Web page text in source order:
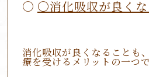
〇消化吸収が良くな
消化吸収が良くなることも
療を受けるメリットの一つで